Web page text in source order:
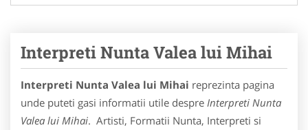
Interpreti Nunta Valea lui Mihai
Interpreti Nunta Valea lui Mihai reprezinta pagina
unde puteti gasi informatii utile despre Interpreti Nunta
Valea lui Mihai. Artisti, Formatii Nunta, Interpreti si